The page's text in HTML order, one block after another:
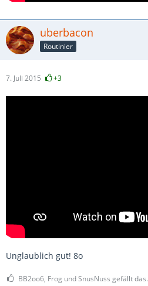
uberbacon
Routinier
7. Juli 2015 +3
Unglaublich gut! 8o
BB2oo6, Frog und SnusNuss gefällt das.